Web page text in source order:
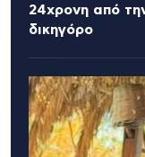
24χρονη από
δικηγόρο